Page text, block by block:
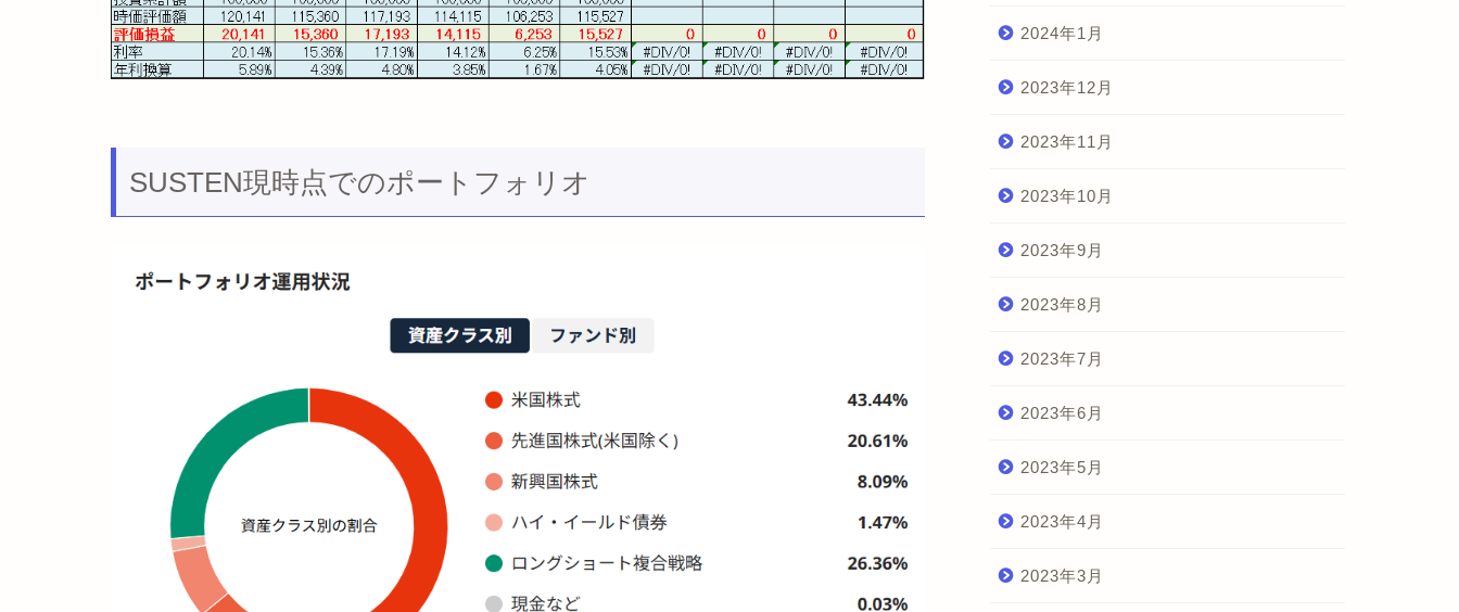
SUSTEN現時点でのポートフォリオ
2024年1月
2023年12月
2023年11月
2023年10月
2023年9月
2023年8月
2023年7月
2023年6月
2023年5月
2023年4月
2023年3月